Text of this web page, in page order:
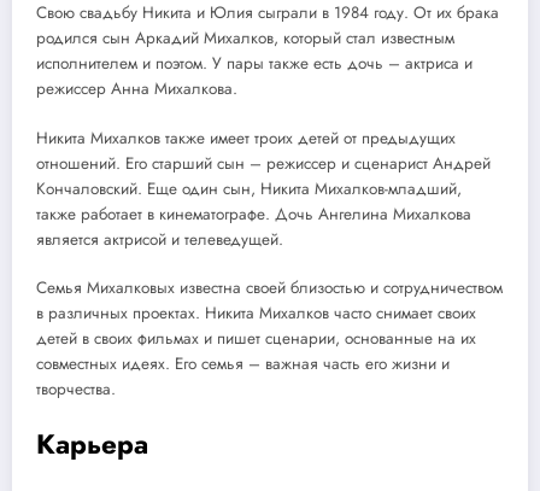
Свою свадьбу Никита и Юлия сыграли в 1984 году. От их брака
родился сын Аркадий Михалков, который стал известным
исполнителем и поэтом. У пары также есть дочь – актриса и
режиссер Анна Михалкова.
Никита Михалков также имеет троих детей от предыдущих
отношений. Его старший сын – режиссер и сценарист Андрей
Кончаловский. Еще один сын, Никита Михалков-младший,
также работает в кинематографе. Дочь Ангелина Михалкова
является актрисой и телеведущей.
Семья Михалковых известна своей близостью и сотрудничеством
в различных проектах. Никита Михалков часто снимает своих
детей в своих фильмах и пишет сценарии, основанные на их
совместных идеях. Его семья – важная часть его жизни и
творчества.
Карьера